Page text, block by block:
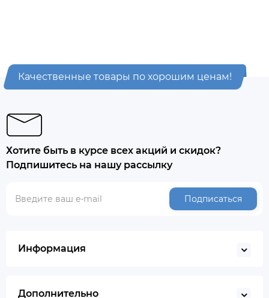
Качественные товары по хорошим ценам!
Хотите быть в курсе всех акций и скидок?
Подпишитесь на нашу рассылку
Подписаться
Информация
Дополнительно